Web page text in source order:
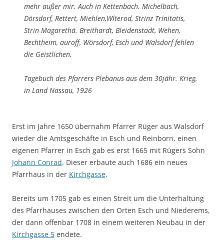
mehr außer mir. Auch in Kettenbach. Michelbach,
Dörsdorf, Rettert, Miehlen,Wlterod, Strinz Trinitatis,
Strin Magarethä. Breithardt, Bleidenstadt, Wehen,
Bechtheim, auroff, Wörsdorf, Esch und Walsdorf fehlen
die Geistlichen.
Tagebuch des Pfarrers Plebanus aus dem 30jähr. Krieg,
in Land Nassau, 1926
Erst im Jahre 1650 übernahm Pfarrer Rüger aus Walsdorf
wieder die Amtsgeschäfte in Esch und Reinborn, einen
eigenen Pfarrer in Esch gab es erst 1665 mit Rügers Sohn
Johann Conrad. Dieser erbaute auch 1686 ein neues
Pfarrhaus in der Kirchgasse.
Bereits um 1705 gab es einen Streit um die Unterhaltung
des Pfarrhauses zwischen den Orten Esch und Niederems,
der dann offenbar 1708 in einem weiteren Neubau in der
Kirchgasse 5 endete.